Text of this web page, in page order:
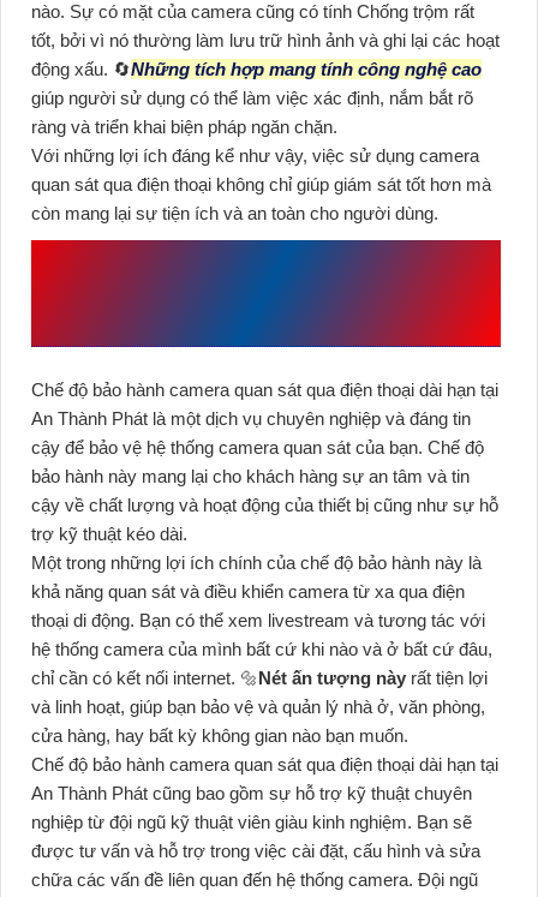
nào. Sự có mặt của camera cũng có tính Chống trộm rất
tốt, bởi vì nó thường làm lưu trữ hình ảnh và ghi lại các hoạt
động xấu. 🔄Những tích hợp mang tính công nghệ cao
giúp người sử dụng có thể làm việc xác định, nắm bắt rõ
ràng và triển khai biện pháp ngăn chặn.
Với những lợi ích đáng kể như vậy, việc sử dụng camera
quan sát qua điện thoại không chỉ giúp giám sát tốt hơn mà
còn mang lại sự tiện ích và an toàn cho người dùng.
Chế độ bảo hành camera quan sát qua điện thoại dài hạn tại
An Thành Phát là một dịch vụ chuyên nghiệp và đáng tin
cậy để bảo vệ hệ thống camera quan sát của bạn. Chế độ
bảo hành này mang lại cho khách hàng sự an tâm và tin
cậy về chất lượng và hoạt động của thiết bị cũng như sự hỗ
trợ kỹ thuật kéo dài.
Một trong những lợi ích chính của chế độ bảo hành này là
khả năng quan sát và điều khiển camera từ xa qua điện
thoại di động. Bạn có thể xem livestream và tương tác với
hệ thống camera của mình bất cứ khi nào và ở bất cứ đâu,
chỉ cần có kết nối internet. 🔩Nét ấn tượng này rất tiện lợi
và linh hoạt, giúp bạn bảo vệ và quản lý nhà ở, văn phòng,
cửa hàng, hay bất kỳ không gian nào bạn muốn.
Chế độ bảo hành camera quan sát qua điện thoại dài hạn tại
An Thành Phát cũng bao gồm sự hỗ trợ kỹ thuật chuyên
nghiệp từ đội ngũ kỹ thuật viên giàu kinh nghiệm. Bạn sẽ
được tư vấn và hỗ trợ trong việc cài đặt, cấu hình và sửa
chữa các vấn đề liên quan đến hệ thống camera. Đội ngũ